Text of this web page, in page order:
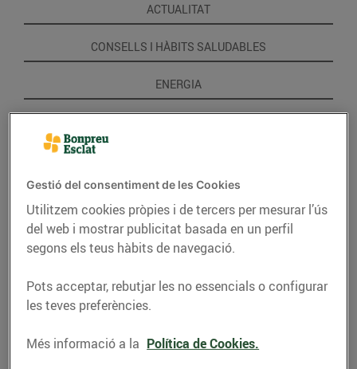
ACTUALITAT
CONSELLS I HÀBITS SALUDABLES
ENERGIA
Gestió del consentiment de les Cookies
Utilitzem cookies pròpies i de tercers per mesurar l’ús
del web i mostrar publicitat basada en un perfil
segons els teus hàbits de navegació.
Pots acceptar, rebutjar les no essencials o configurar
les teves preferències.
Més informació a la Política de Cookies.